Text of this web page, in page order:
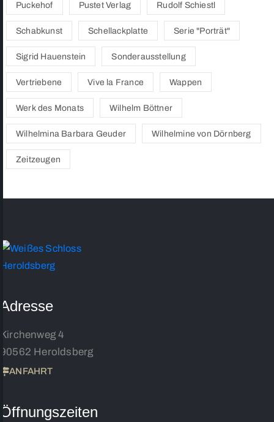
Puckehof Pustet Verlag Rudolf Schiestl
Schabkunst Schellackplatte Serie "Porträt"
Sigrid Hauenstein Sonderausstellung
Vertriebene Vive la France Wappen
Werk des Monats Wilhelm Böttner
Wilhelmina Barbara Geuder Wilhelmine von Dörnberg
Zeitzeugen
Adresse
Kirchenweg 4
90562 Heroldsberg
ANFAHRT
Öffnungszeiten